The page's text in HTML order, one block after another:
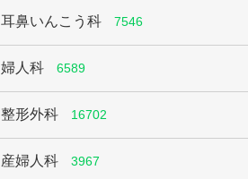
耳鼻いんこう科 7546
婦人科 6589
整形外科 16702
産婦人科 3967